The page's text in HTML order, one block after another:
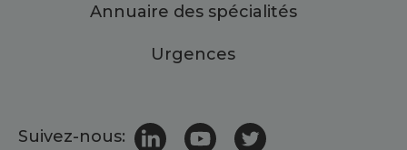
Annuaire des spécialités
Urgences
Suivez-nous: